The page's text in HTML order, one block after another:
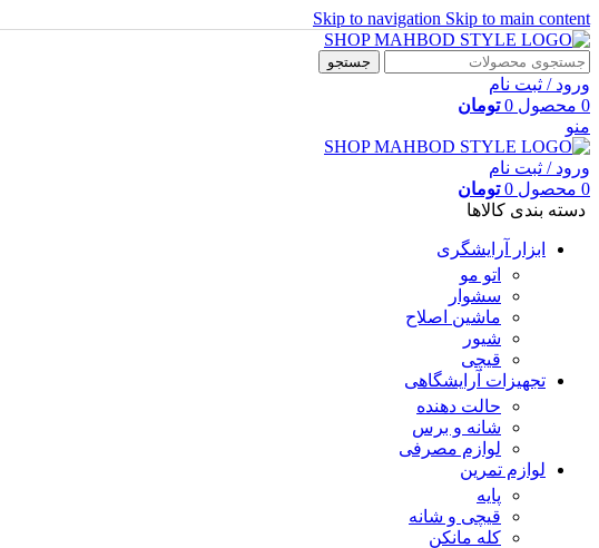
Skip to navigation Skip to main content
جستجو
ورود / ثبت نام
0 محصول 0 تومان
منو
ورود / ثبت نام
0 محصول 0 تومان
دسته بندی کالاها
ابزار آرایشگری
اتو مو
سشوار
ماشین اصلاح
شیور
قیچی
تجهیزات آرایشگاهی
حالت دهنده
شانه و برس
لوازم مصرفی
لوازم تمرین
پایه
قیچی و شانه
کله مانکن